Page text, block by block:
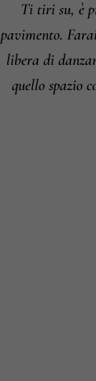
Ti tiri su, è
pavimento.
libera di
quello spazio